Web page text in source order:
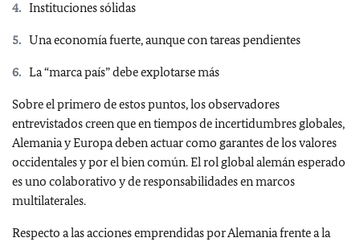
Instituciones sólidas
Una economía fuerte, aunque con tareas pendientes
La “marca país” debe explotarse más
Sobre el primero de estos puntos, los observadores
entrevistados creen que en tiempos de incertidumbres globales,
Alemania y Europa deben actuar como garantes de los valores
occidentales y por el bien común. El rol global alemán esperado
es uno colaborativo y de responsabilidades en marcos
multilaterales.
Respecto a las acciones emprendidas por Alemania frente a la